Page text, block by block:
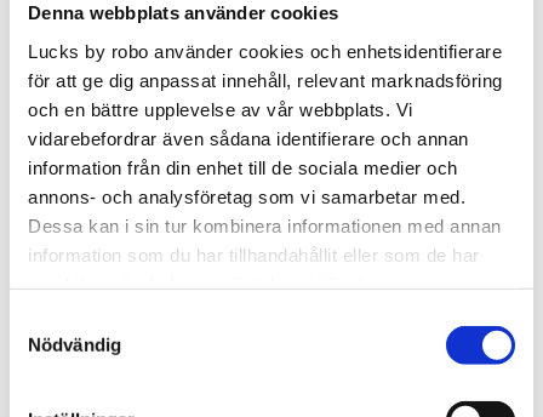
Denna webbplats använder cookies
Lucks by robo använder cookies och enhetsidentifierare
för att ge dig anpassat innehåll, relevant marknadsföring
och en bättre upplevelse av vår webbplats. Vi
vidarebefordrar även sådana identifierare och annan
information från din enhet till de sociala medier och
annons- och analysföretag som vi samarbetar med.
Dessa kan i sin tur kombinera informationen med annan
information som du har tillhandahållit eller som de har
Nödvändig
Antal
KÖP
Lagerstatus
Beställningsvara.Leveranstid 6-
Artikelnr
PKCO4080-LF5
10/10/10/10/40